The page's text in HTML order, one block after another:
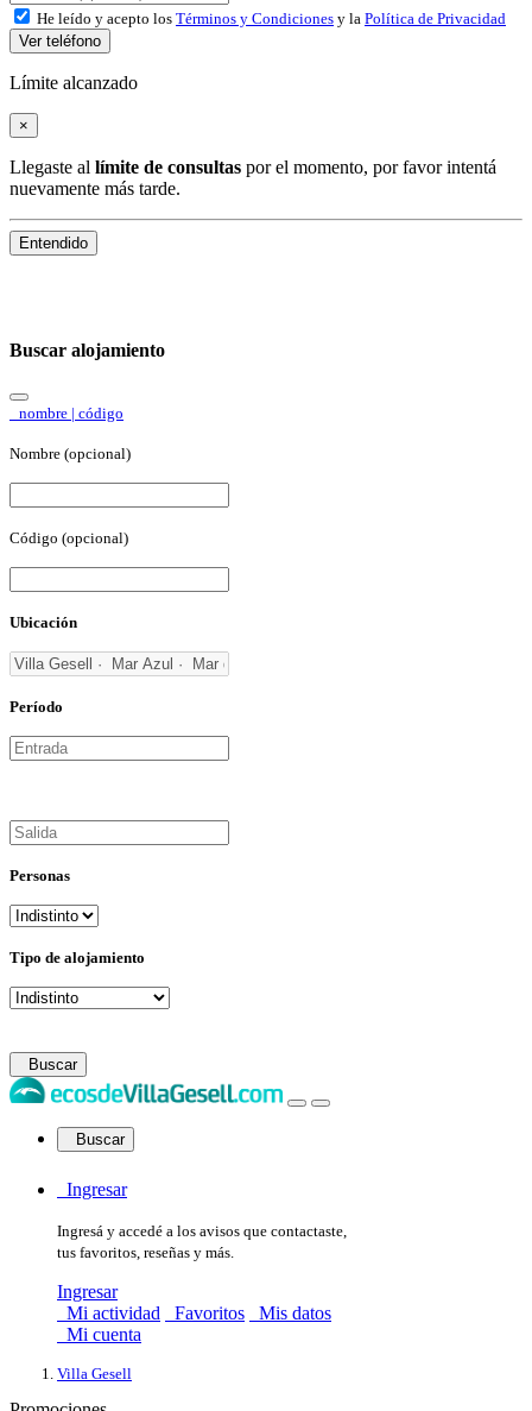
He leído y acepto los Términos y Condiciones y la Política de Privacidad
Ver teléfono
Límite alcanzado
×
Llegaste al límite de consultas por el momento, por favor intentá
nuevamente más tarde.
Entendido
Buscar alojamiento
nombre | código
Nombre (opcional)
Código (opcional)
Ubicación
Período
Personas
Tipo de alojamiento
Buscar
Buscar
Ingresar
Ingresá y accedé a los avisos que contactaste,
tus favoritos, reseñas y más.
Ingresar
Mi actividad
Favoritos
Mis datos
Mi cuenta
Villa Gesell